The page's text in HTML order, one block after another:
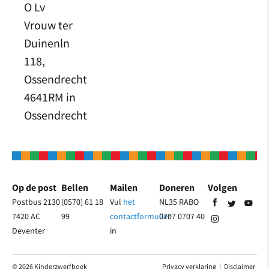
O Lv
Vrouw ter
Duinenln
118,
Ossendrecht
4641RM in
Ossendrecht
Op de post
Postbus 2130
7420 AC
Deventer
Bellen
(0570) 61 18
99
Mailen
Vul het
contactformulier
in
Doneren
NL35 RABO
0707 0707 40
Volgen
© 2026 Kinderzwerfboek Privacy verklaring | Disclaimer